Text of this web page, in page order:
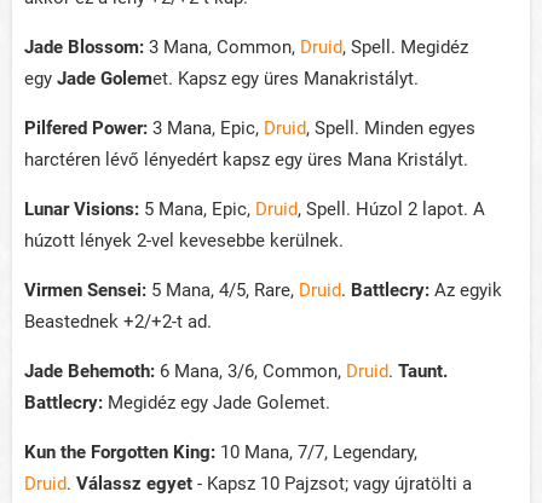
Jade Blossom: 3 Mana, Common, Druid, Spell. Megidéz
egy Jade Golemet. Kapsz egy üres Manakristályt.
Pilfered Power: 3 Mana, Epic, Druid, Spell. Minden egyes
harctéren lévő lényedért kapsz egy üres Mana Kristályt.
Lunar Visions: 5 Mana, Epic, Druid, Spell. Húzol 2 lapot. A
húzott lények 2-vel kevesebbe kerülnek.
Virmen Sensei: 5 Mana, 4/5, Rare, Druid. Battlecry: Az egyik
Beastednek +2/+2-t ad.
Jade Behemoth: 6 Mana, 3/6, Common, Druid. Taunt.
Battlecry: Megidéz egy Jade Golemet.
Kun the Forgotten King: 10 Mana, 7/7, Legendary,
Druid. Válassz egyet - Kapsz 10 Pajzsot; vagy újratölti a